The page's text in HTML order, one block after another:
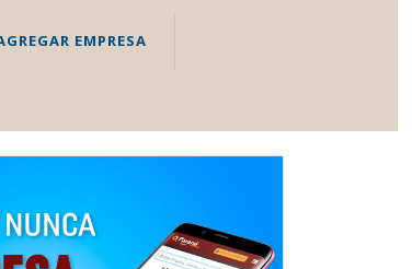
EMPRESA